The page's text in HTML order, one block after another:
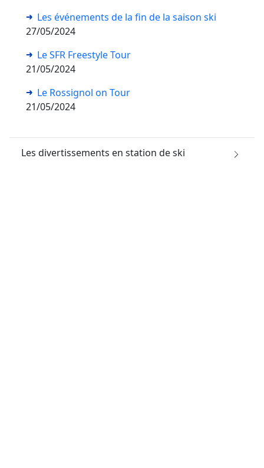
Les événements de la fin de la saison ski
27/05/2024
Le SFR Freestyle Tour
21/05/2024
Le Rossignol on Tour
21/05/2024
Les divertissements en station de ski